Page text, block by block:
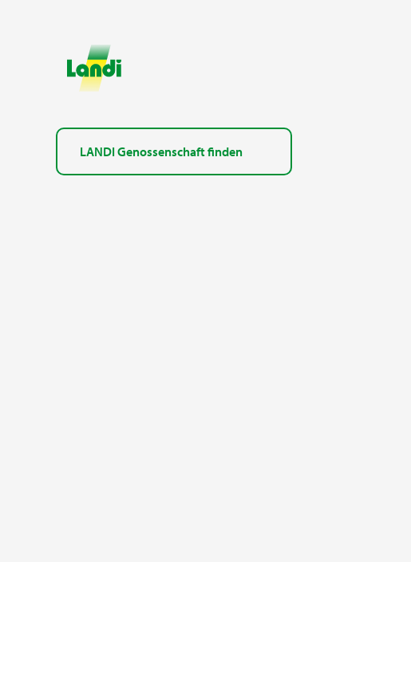
LANDI Genossenschaft finden